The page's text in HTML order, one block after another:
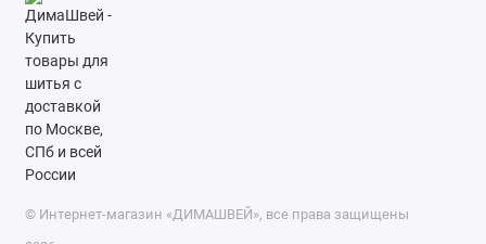
© Интернет-магазин «ДИМАШВЕЙ», все права защищены